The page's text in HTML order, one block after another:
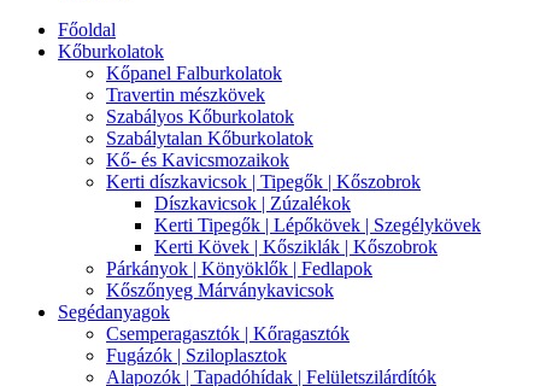
Főoldal
Kőburkolatok
Kőpanel Falburkolatok
Travertin mészkövek
Szabályos Kőburkolatok
Szabálytalan Kőburkolatok
Kő- és Kavicsmozaikok
Kerti díszkavicsok | Tipegők | Kőszobrok
Díszkavicsok | Zúzalékok
Kerti Tipegők | Lépőkövek | Szegélykövek
Kerti Kövek | Kősziklák | Kőszobrok
Párkányok | Könyöklők | Fedlapok
Kőszőnyeg Márványkavicsok
Segédanyagok
Csemperagasztók | Kőragasztók
Fugázók | Sziloplasztok
Alapozók | Tapadóhídak | Felületszilárdítók